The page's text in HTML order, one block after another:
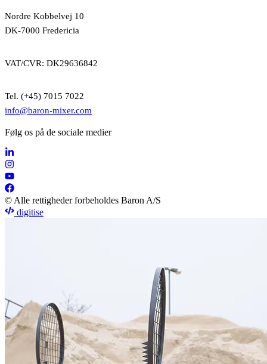
Nordre Kobbelvej 10
DK-7000 Fredericia
VAT/CVR: DK29636842
Tel. (+45) 7015 7022
info@baron-mixer.com
Følg os på de sociale medier
© Alle rettigheder forbeholdes Baron A/S
digitise